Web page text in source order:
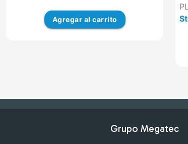
Agregar al carrito
Grupo Megatec